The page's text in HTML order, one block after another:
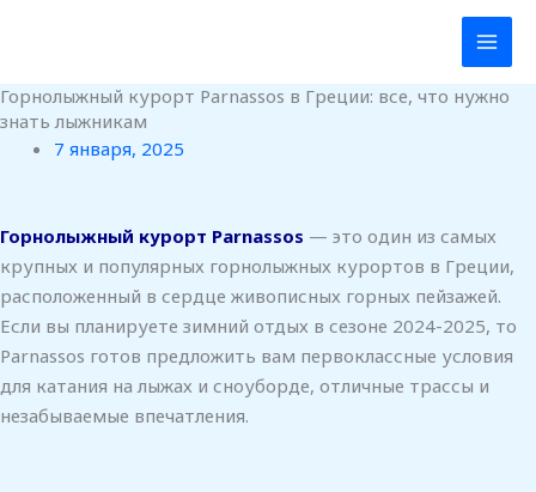
Горнолыжный курорт Parnassos в Греции: все, что нужно
знать лыжникам
7 января, 2025
Горнолыжный курорт Parnassos — это один из самых
крупных и популярных горнолыжных курортов в Греции,
расположенный в сердце живописных горных пейзажей.
Если вы планируете зимний отдых в сезоне 2024-2025, то
Parnassos готов предложить вам первоклассные условия
для катания на лыжах и сноуборде, отличные трассы и
незабываемые впечатления.